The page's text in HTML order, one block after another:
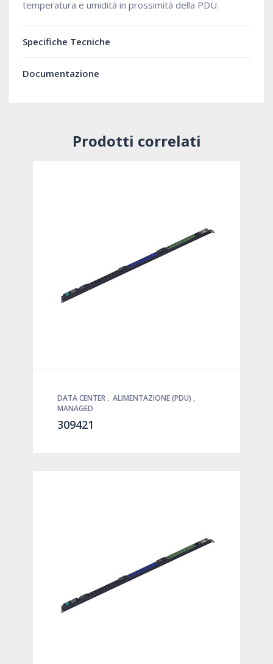
temperatura e umidità in prossimità della PDU.
Specifiche Tecniche
Documentazione
Prodotti correlati
DATA CENTER , ALIMENTAZIONE (PDU) ,
MANAGED
309421